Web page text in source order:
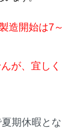
造開始は7～
が、宜しく
期休暇とな